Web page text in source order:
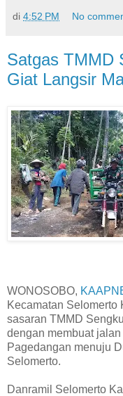
di 4:52 PM No
Satgas TMMD
Giat Langsir
WONOSOBO,
Kecamatan Selomerto
sasaran TMMD
dengan membuat
Pagedangan menuju
Selomerto.
Danramil Selomerto